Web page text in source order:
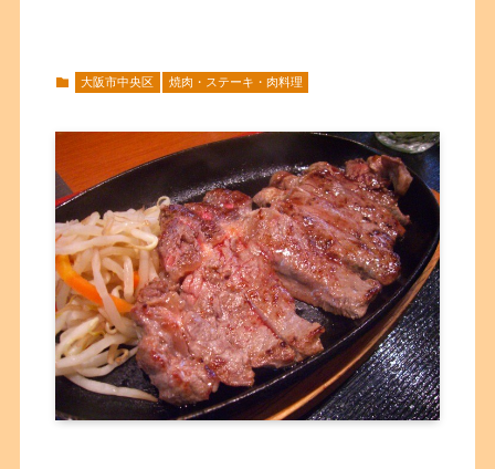
大阪市中央区 焼肉・ステーキ・肉料理